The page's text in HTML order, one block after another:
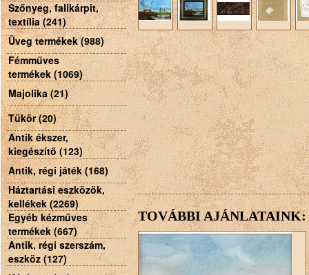
Szőnyeg, falikárpit,
textília (241)
Üveg termékek (988)
Fémműves
termékek (1069)
Majolika (21)
Tükör (20)
Antik ékszer,
kiegészítő (123)
Antik, régi játék (168)
Háztartási eszközök,
kellékek (2269)
Egyéb kézműves
termékek (667)
Antik, régi szerszám,
eszköz (127)
TOVÁBBI AJÁNLATAINK: